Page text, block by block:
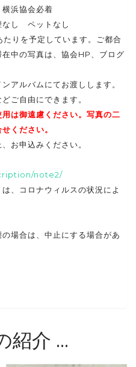
浜協会必着
し ペットなし
りを予定しています。ご都合
中の写真は、協会HP、ブログ
アルバムにてお渡しします。
ご自由にできます。
は御遠慮ください。写真の二
ください。
お申込みください。
note2/
、コロナウィルスの状況によ
場合は、中止にする場合があ
紹介 …